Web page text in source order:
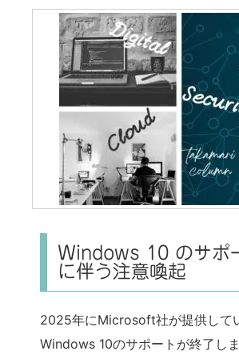
Windows 10 のサポ
に伴う注意喚起
2025年にMicrosoft社が提供して
Windows 10のサポートが終了し